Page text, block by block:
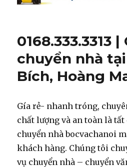
0168.333.3313
chuyển nhà
Bích, Hoàng
Gía rẻ- nhanh tróng,
chất lượng và an toàn là
chuyển nhà bocvachanoi
khách hàng. Chúng tôi
vụ chuyển nhà – chuyển